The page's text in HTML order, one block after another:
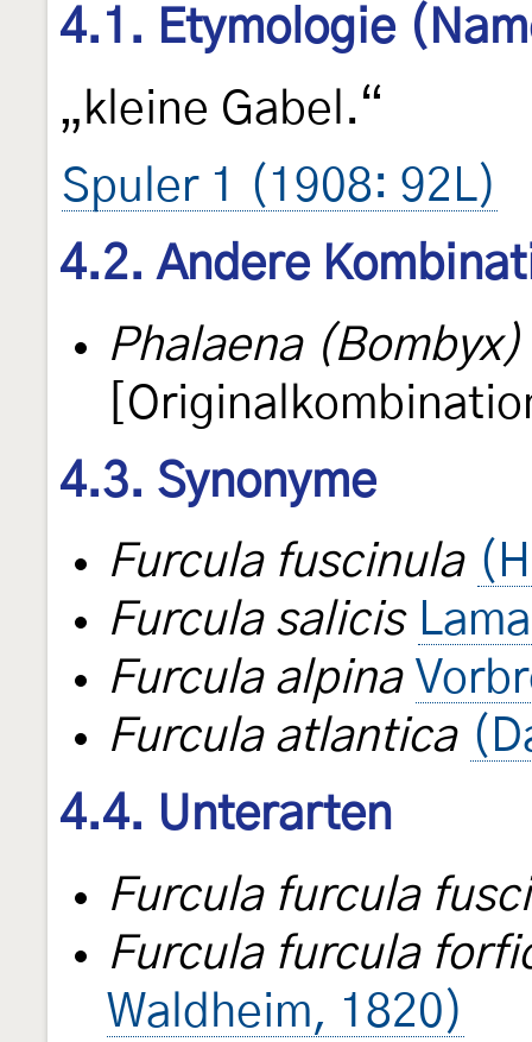
4.1. Etymologie
„kleine Gabel.“
Spuler 1 (1908: 92L)
4.2. Andere
Phalaena
4.3. Synonyme
Furcula fuscinula
Furcula salicis
Furcula alpina
Furcula atlantica
4.4. Unterarten
Furcula furcula
Furcula furcula
Waldheim, 1820)